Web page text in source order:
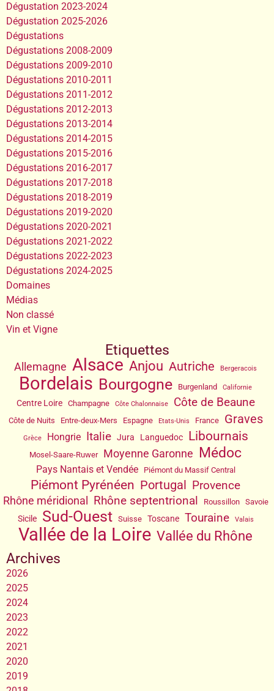
Dégustation 2023-2024
Dégustation 2025-2026
Dégustations
Dégustations 2008-2009
Dégustations 2009-2010
Dégustations 2010-2011
Dégustations 2011-2012
Dégustations 2012-2013
Dégustations 2013-2014
Dégustations 2014-2015
Dégustations 2015-2016
Dégustations 2016-2017
Dégustations 2017-2018
Dégustations 2018-2019
Dégustations 2019-2020
Dégustations 2020-2021
Dégustations 2021-2022
Dégustations 2022-2023
Dégustations 2024-2025
Domaines
Médias
Non classé
Vin et Vigne
Etiquettes
Allemagne Alsace Anjou Autriche Bergeracois
Bordelais Bourgogne Burgenland Californie
Centre Loire Champagne Côte Chalonnaise Côte de Beaune
Côte de Nuits Entre-deux-Mers Espagne Etats-Unis France Graves
Grèce Hongrie Italie Jura Languedoc Libournais
Mosel-Saare-Ruwer Moyenne Garonne Médoc
Pays Nantais et Vendée Piémont du Massif Central
Piémont Pyrénéen Portugal Provence
Rhône méridional Rhône septentrional Roussillon Savoie
Sicile Sud-Ouest Suisse Toscane Touraine Valais
Vallée de la Loire Vallée du Rhône
Archives
2026
2025
2024
2023
2022
2021
2020
2019